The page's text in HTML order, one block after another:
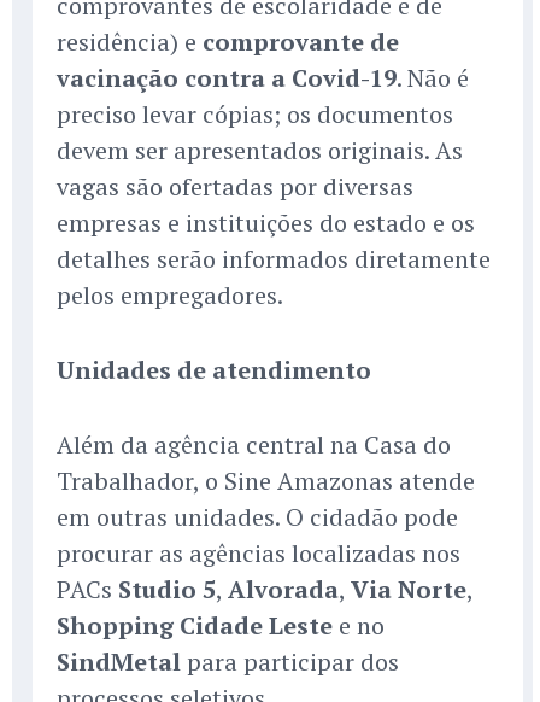
residência) e comprovante de
vacinação contra a Covid-19. Não é
preciso levar cópias; os documentos
devem ser apresentados originais. As
vagas são ofertadas por diversas
empresas e instituições do estado e os
detalhes serão informados diretamente
pelos empregadores.
Unidades de atendimento
Além da agência central na Casa do
Trabalhador, o Sine Amazonas atende
em outras unidades. O cidadão pode
procurar as agências localizadas nos
PACs Studio 5, Alvorada, Via Norte,
Shopping Cidade Leste e no
SindMetal para participar dos